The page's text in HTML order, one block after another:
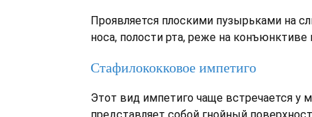
Проявляется плоскими пузырьками на
носа, полости рта, реже на конъюнктиве
Стафилококковое импетиго
Этот вид импетиго чаще встречается у